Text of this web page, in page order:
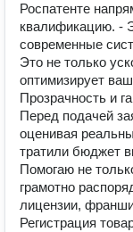
Роспатенте
квалификацию. -
современные
Это не только
оптимизирует
Прозрачность и
Перед подачей
оценивая
тратили бюджет
Помогаю не
грамотно
лицензии,
Регистрация